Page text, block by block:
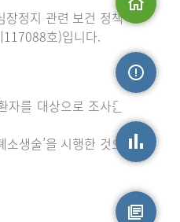
장정지 관련 보건 정책
117088호)입니다.
를 대상으로 조사를
생술’을 시행한 것으
손상정보